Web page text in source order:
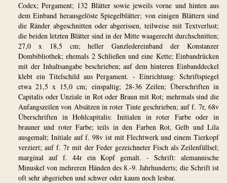
Codex; Pergament; 132 Blätter sowie jeweils vorne und hinten aus
dem Einband herausgelöste Spiegelblätter; von einigen Blättern sind
die Ränder abgeschnitten oder abgerissen, teilweise mit Textverlust;
die beiden letzten Blätter sind in der Mitte waagerecht durchschnitten;
27,0 x 18,5 cm; heller Ganzledereinband der Konstanzer
Dombibliothek; ehemals 2 Schließen und eine Kette; Einbandrücken
mit der Inhaltsangabe beschrieben; auf dem hinteren Einbanddeckel
klebt ein Titelschild aus Pergament. - Einrichtung: Schriftspiegel
etwa 21,5 x 15,0 cm; einspaltig; 28-36 Zeilen; Überschriften in
Capitalis oder Unziale in Rot oder Braun mit Rot; mehrmals sind die
Anfangszeilen von Absätzen in roter Tinte geschrieben; auf f. 7r, 68v
Überschriften in Hohlcapitalis: Initialen in roter Farbe oder in
brauner und roter Farbe; teils in den Farben Rot, Gelb und Lila
ausgemalt; Initiale auf f. 98v ist mit Flechtwerk und einem Tierkopf
verziert; auf f. 7r mit der Feder gezeichneter Fisch als Zeilenfüllsel;
marginal auf f. 44r ein Kopf gemalt. - Schrift: alemannische
Minuskel von mehreren Händen des 8.-9. Jahrhunderts; die Schrift ist
oft sehr abgerieben und schwer oder kaum noch lesbar.